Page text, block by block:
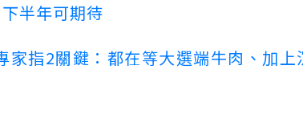
半年可期待
指2關鍵：都在等大選端牛肉、加上